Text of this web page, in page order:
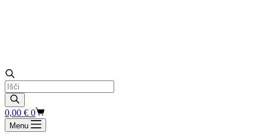
Products
search
Shopping
cart
0,00 € 0
Menu